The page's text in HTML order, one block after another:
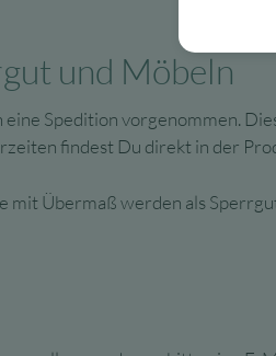
und Möbeln
Spedition vorgenommen.
findest Du direkt in der
mit Übermaß werden als